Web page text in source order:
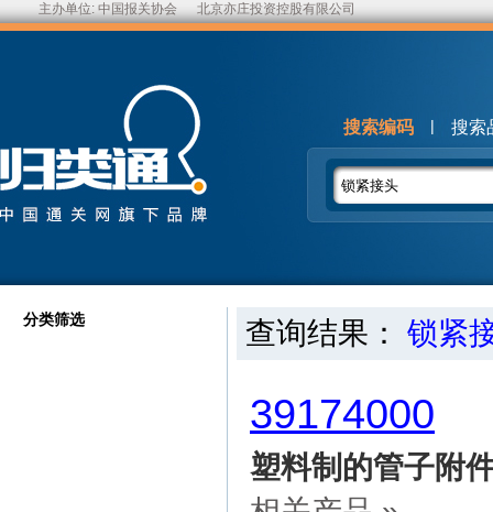
主办单位: 中国报关协会 北京亦庄投资控股有限公司
搜索编码 | 搜索
分类筛选 查询结果： 锁紧
39174000
塑料制的管子附